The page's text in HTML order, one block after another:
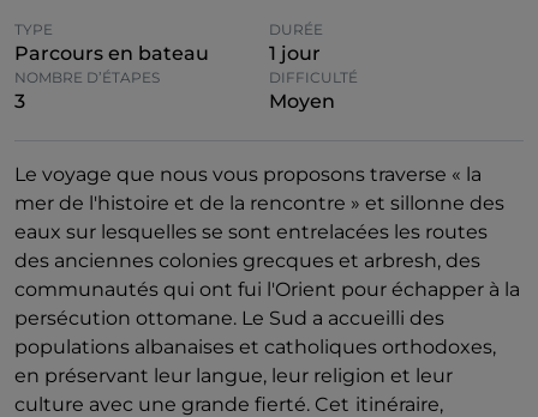
TYPE
Parcours en bateau
DURÉE
1 jour
NOMBRE D’ÉTAPES
3
DIFFICULTÉ
Moyen
Le voyage que nous vous proposons traverse « la
mer de l'histoire et de la rencontre » et sillonne des
eaux sur lesquelles se sont entrelacées les routes
des anciennes colonies grecques et arbresh, des
communautés qui ont fui l'Orient pour échapper à la
persécution ottomane. Le Sud a accueilli des
populations albanaises et catholiques orthodoxes,
en préservant leur langue, leur religion et leur
culture avec une grande fierté. Cet itinéraire,